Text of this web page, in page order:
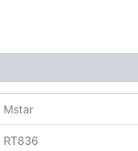
Mstar
RT836